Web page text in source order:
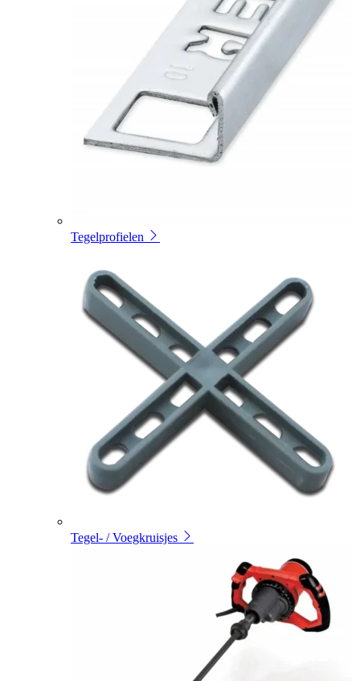
Tegelprofielen
Tegel- / Voegkruisjes